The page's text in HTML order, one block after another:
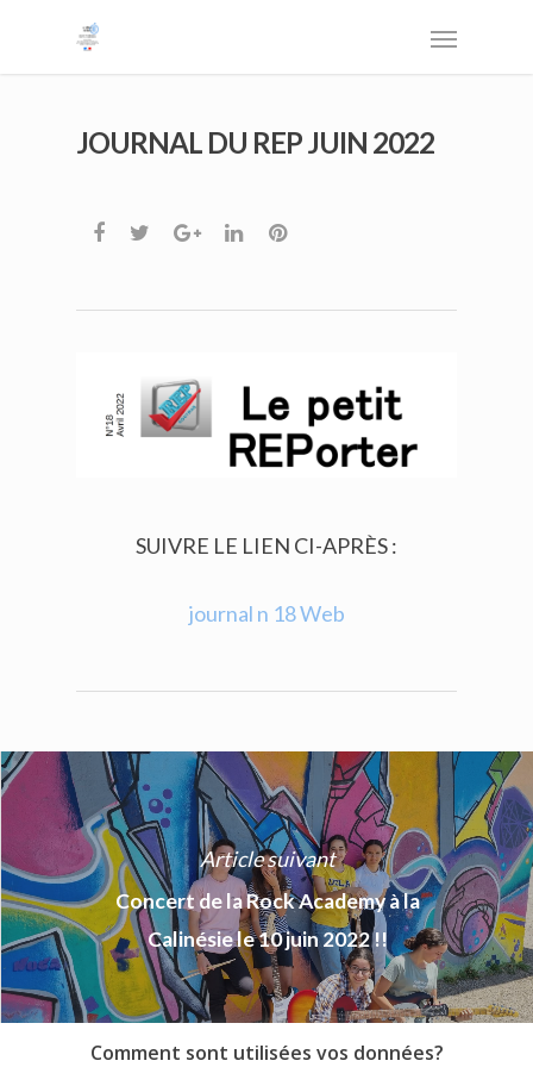
JOURNAL DU REP JUIN 2022
SUIVRE LE LIEN CI-APRÈS :
journal n 18 Web
Article suivant
Concert de la Rock Academy à la
Calinésie le 10 juin 2022 !!
Comment sont utilisées vos données?